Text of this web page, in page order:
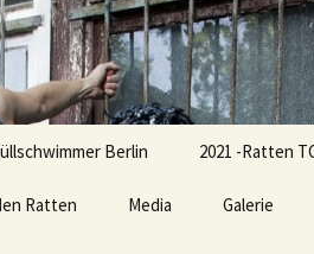
Berlin 2021 -Ratten
Ratten Media Galerie